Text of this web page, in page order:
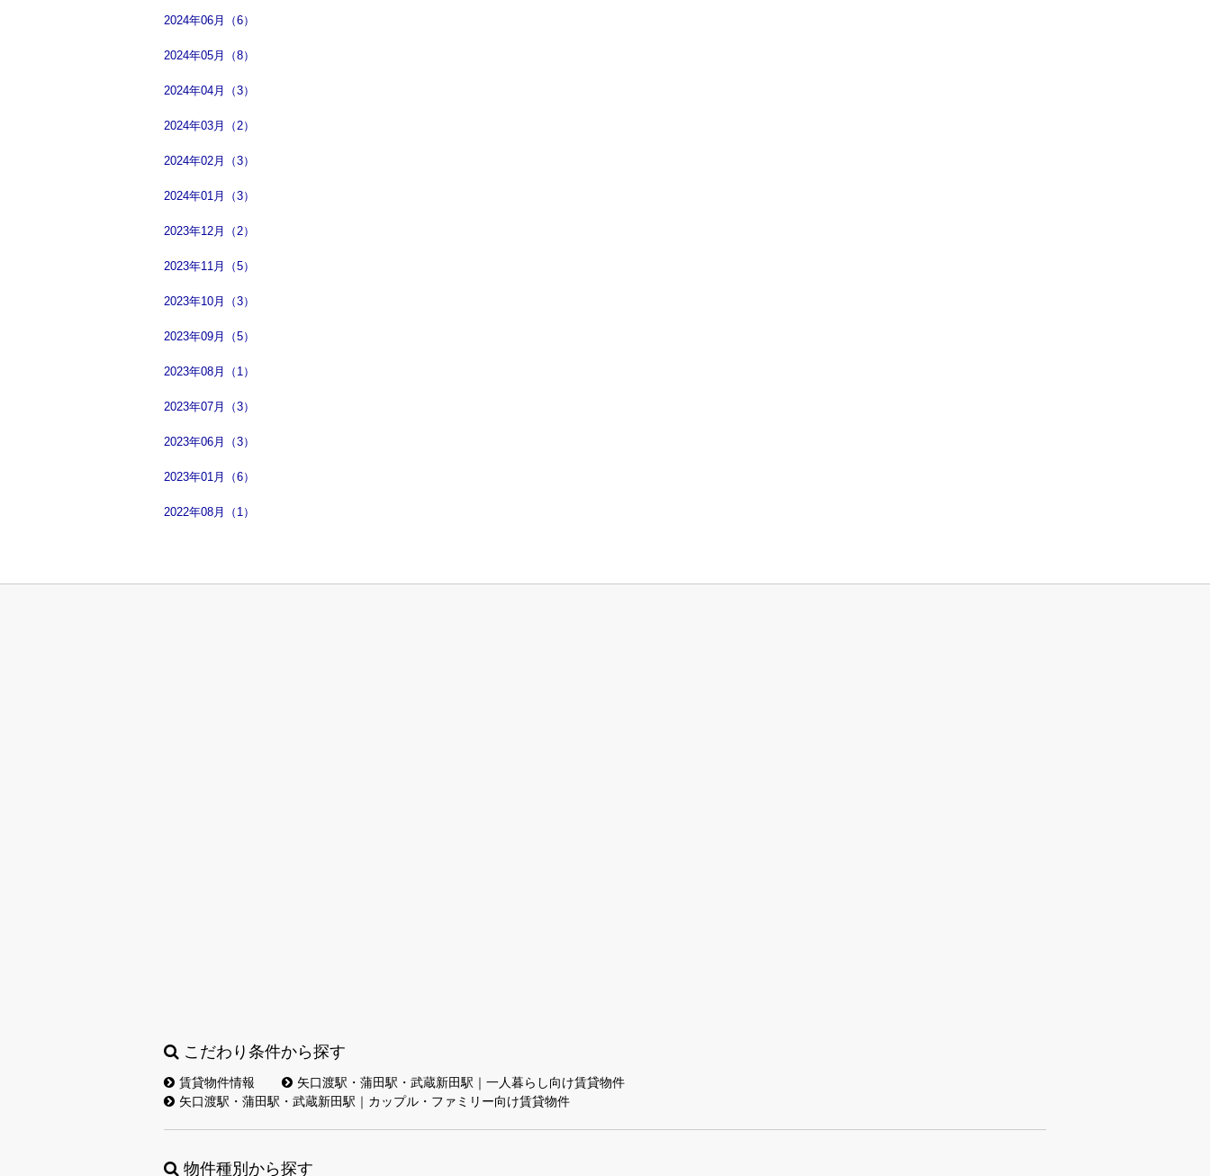
2024年06月（6）
2024年05月（8）
2024年04月（3）
2024年03月（2）
2024年02月（3）
2024年01月（3）
2023年12月（2）
2023年11月（5）
2023年10月（3）
2023年09月（5）
2023年08月（1）
2023年07月（3）
2023年06月（3）
2023年01月（6）
2022年08月（1）
こだわり条件から探す
賃貸物件情報
矢口渡駅・蒲田駅・武蔵新田駅｜一人暮らし向け賃貸物件
矢口渡駅・蒲田駅・武蔵新田駅｜カップル・ファミリー向け賃貸物件
物件種別から探す